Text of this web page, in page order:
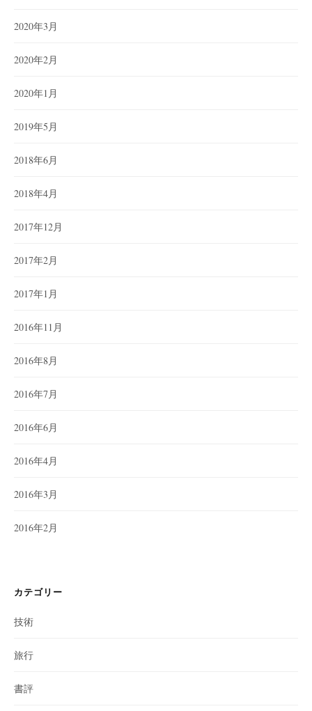
2020年3月
2020年2月
2020年1月
2019年5月
2018年6月
2018年4月
2017年12月
2017年2月
2017年1月
2016年11月
2016年8月
2016年7月
2016年6月
2016年4月
2016年3月
2016年2月
カテゴリー
技術
旅行
書評